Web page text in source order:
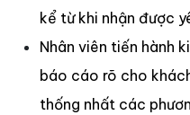
kể từ khi nhận được
Nhân viên tiến hành
báo cáo rõ cho
thống nhất các